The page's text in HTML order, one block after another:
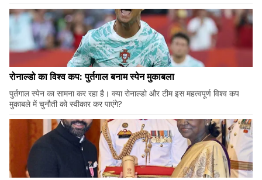
रोनाल्डो का विश्व कप: पुर्तगाल बनाम स्पेन मुकाबला
पुर्तगाल स्पेन का सामना कर रहा है। क्या रोनाल्डो और टीम इस महत्वपूर्ण विश्व कप
मुकाबले में चुनौती को स्वीकार कर पाएंगे?